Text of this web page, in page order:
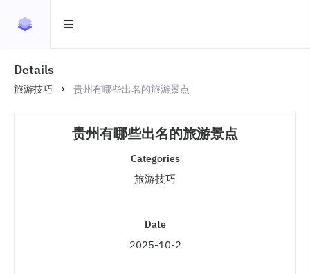
Details
旅游技巧 贵州有哪些出名的旅游景点
贵州有哪些出名的旅游景点
Categories
旅游技巧
Date
2025-10-2